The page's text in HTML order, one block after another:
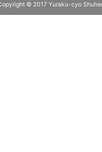
© 2017 Yuraku-cyo